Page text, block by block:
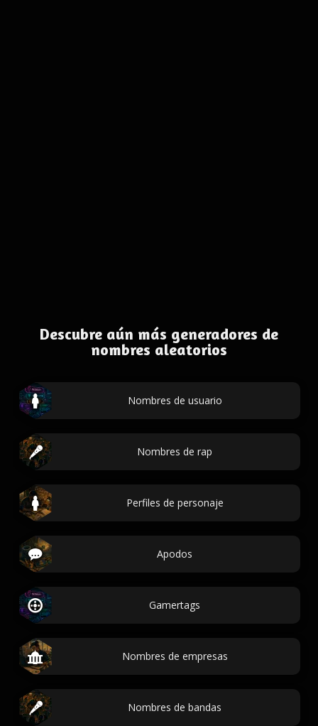
Descubre aún más generadores de
nombres aleatorios
Nombres de usuario
Nombres de rap
Perfiles de personaje
Apodos
Gamertags
Nombres de empresas
Nombres de bandas